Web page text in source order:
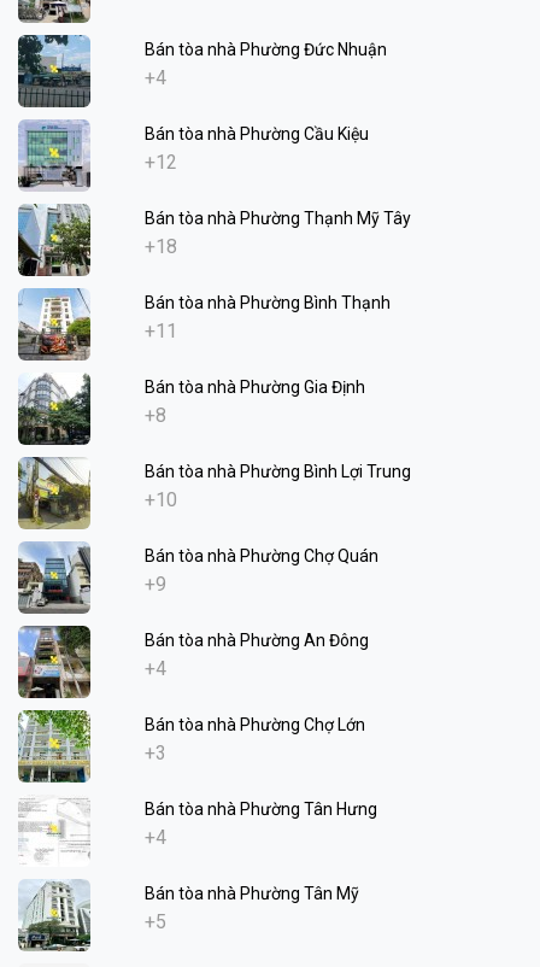
Bán tòa nhà Phường Đức Nhuận
+4
Bán tòa nhà Phường Cầu Kiệu
+12
Bán tòa nhà Phường Thạnh Mỹ Tây
+18
Bán tòa nhà Phường Bình Thạnh
+11
Bán tòa nhà Phường Gia Định
+8
Bán tòa nhà Phường Bình Lợi Trung
+10
Bán tòa nhà Phường Chợ Quán
+9
Bán tòa nhà Phường An Đông
+4
Bán tòa nhà Phường Chợ Lớn
+3
Bán tòa nhà Phường Tân Hưng
+4
Bán tòa nhà Phường Tân Mỹ
+5